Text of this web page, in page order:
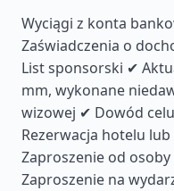
Wyciągi z konta
Zaświadczenia o
List sponsorski ✔
mm, wykonane
wizowej ✔ Dowód
Rezerwacja hotelu
Zaproszenie od
Zaproszenie na